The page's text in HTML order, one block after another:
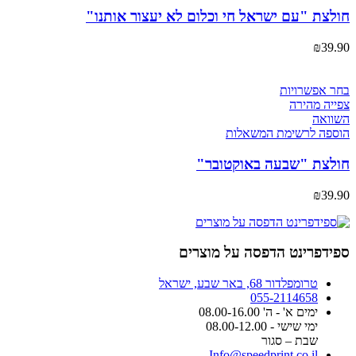
ניתן
חולצת "עם ישראל חי וכלום לא יעצור אותנו"
₪39.90
בחר אפשרויות
מספר
ניתן
לבחור
בעמוד
המוצר
צפייה מהירה
השוואה
הוספה לרשימת המשאלות
חולצת "שבעה באוקטובר"
₪39.90
ספידפרינט הדפסה על מוצרים
טרומפלדור 68, באר שבע, ישראל
055-2114658
ימים א' - ה' 08.00-16.00
ימי שישי - 08.00-12.00
שבת – סגור